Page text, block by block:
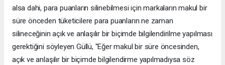
alsa dahi, para puanların silinebilmesi için markaların makul bir
süre önceden tüketicilere para puanların ne zaman
silineceğinin açık ve anlaşılır bir biçimde bilgilendirilme yapılması
gerektiğini söyleyen Güllü, "Eğer makul bir süre öncesinden,
açık ve anlaşılır bir biçimde bilgilendirme yapılmadıysa söz